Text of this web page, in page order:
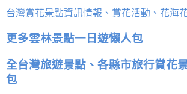
台灣賞花景點資訊情報、賞花活動、花海
更多雲林景點一日遊懶人包
全台灣旅遊景點、各縣市旅行賞花
包